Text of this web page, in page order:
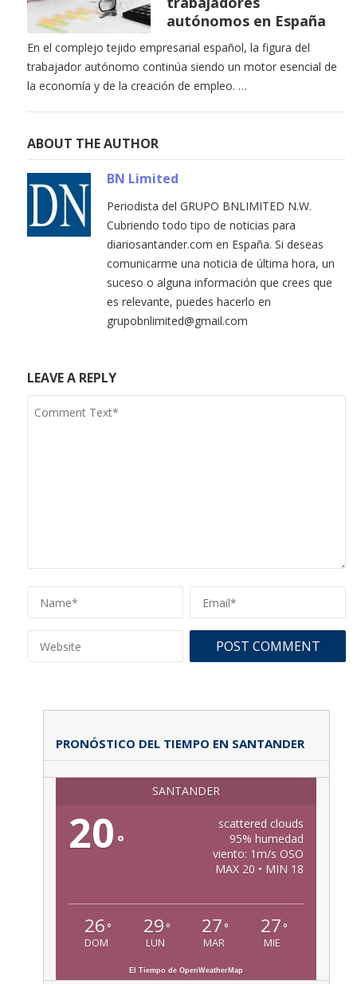
autónomos en España
En el complejo tejido empresarial español, la figura del
trabajador autónomo continúa siendo un motor esencial de
la economía y de la creación de empleo. …
ABOUT THE AUTHOR
BN Limited
Periodista del GRUPO BNLIMITED N.W.
Cubriendo todo tipo de noticias para
diariosantander.com en España. Si deseas
comunicarme una noticia de última hora, un
suceso o alguna información que crees que
es relevante, puedes hacerlo en
grupobnlimited@gmail.com
LEAVE A REPLY
PRONÓSTICO DEL TIEMPO EN SANTANDER
SANTANDER
20 °
scattered clouds
95% humedad
viento: 1m/s OSO
MAX 20 • MIN 18
26 °
DOM
29 °
LUN
27 °
MAR
27 °
MIE
El Tiempo de OpenWeatherMap